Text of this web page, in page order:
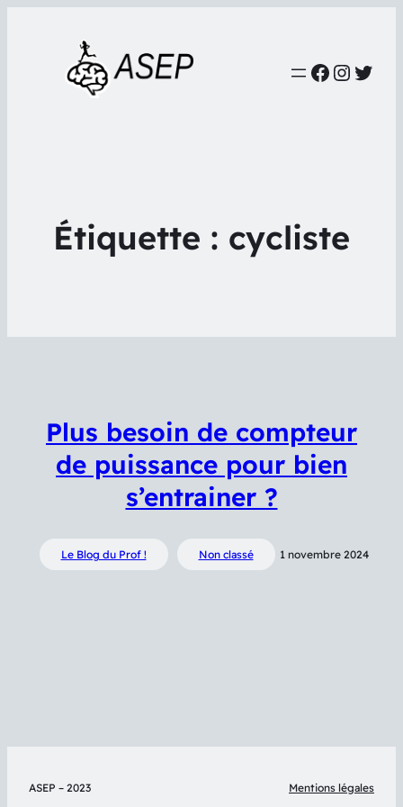
Étiquette : cycliste
Plus besoin de compteur
de puissance pour bien
s’entrainer ?
Le Blog du Prof ! Non classé 1 novembre 2024
ASEP – 2023 Mentions légales